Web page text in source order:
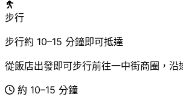
步行
步行約 10–15 分鐘即可抵達
從飯店出發即可步行前往一中街商圈，沿
約 10–15 分鐘